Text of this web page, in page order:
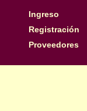
Ingreso
Registración
Proveedores